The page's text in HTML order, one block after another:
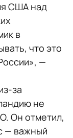
США над
в
что это
—
за
не
Он отметил,
— важный